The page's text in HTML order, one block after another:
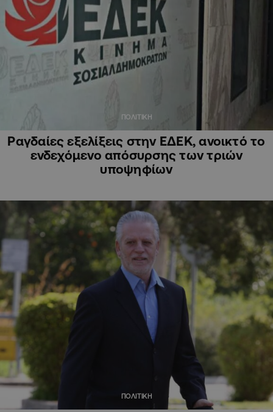
ΠΟΛΙΤΙΚΗ
Ραγδαίες εξελίξεις στην ΕΔΕΚ, ανοικτό το
ενδεχόμενο απόσυρσης των τριών
υποψηφίων
ΠΟΛΙΤΙΚΗ